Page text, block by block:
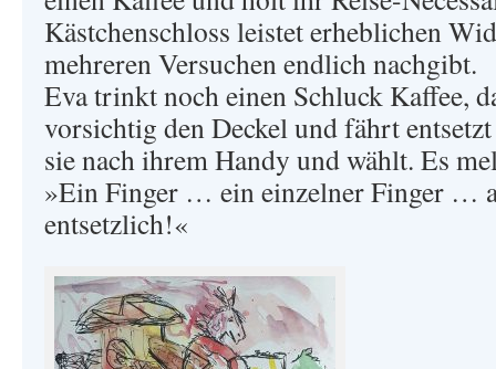
Kästchenschloss leistet erheblichen
mehreren Versuchen endlich nachgibt.
Eva trinkt noch einen Schluck Kaffee,
vorsichtig den Deckel und fährt
sie nach ihrem Handy und wählt. Es
»Ein Finger … ein einzelner Finger …
entsetzlich!«